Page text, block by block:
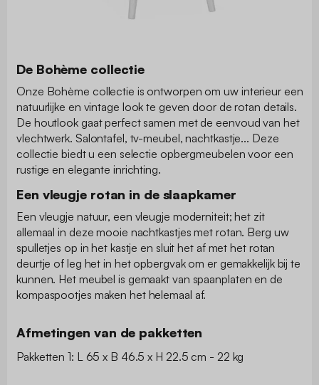
De Bohème collectie
Onze Bohème collectie is ontworpen om uw interieur een
natuurlijke en vintage look te geven door de rotan details.
De houtlook gaat perfect samen met de eenvoud van het
vlechtwerk. Salontafel, tv-meubel, nachtkastje... Deze
collectie biedt u een selectie opbergmeubelen voor een
rustige en elegante inrichting.
Een vleugje rotan in de slaapkamer
Een vleugje natuur, een vleugje moderniteit; het zit
allemaal in deze mooie nachtkastjes met rotan. Berg uw
spulletjes op in het kastje en sluit het af met het rotan
deurtje of leg het in het opbergvak om er gemakkelijk bij te
kunnen. Het meubel is gemaakt van spaanplaten en de
kompaspootjes maken het helemaal af.
Afmetingen van de pakketten
Pakketten 1: L 65 x B 46.5 x H 22.5 cm - 22 kg